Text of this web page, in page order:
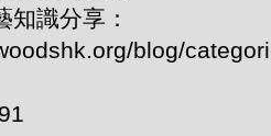
知識分享：
blog/